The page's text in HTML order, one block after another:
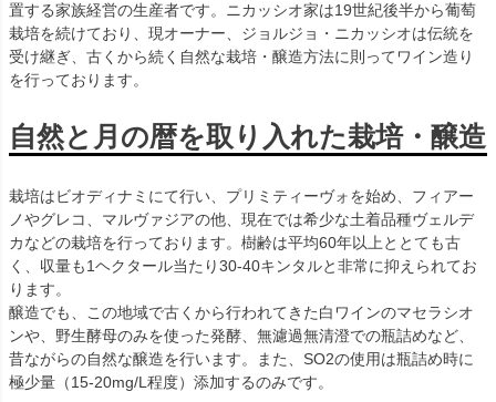
置する家族経営の生産者です。ニカッシオ家は19世紀後半から葡萄
栽培を続けており、現オーナー、ジョルジョ・ニカッシオは伝統を
受け継ぎ、古くから続く自然な栽培・醸造方法に則ってワイン造り
を行っております。
自然と月の暦を取り入れた栽培・醸造
栽培はビオディナミにて行い、プリミティーヴォを始め、フィアー
ノやグレコ、マルヴァジアの他、現在では希少な土着品種ヴェルデ
カなどの栽培を行っております。樹齢は平均60年以上ととても古
く、収量も1ヘクタール当たり30-40キンタルと非常に抑えられてお
ります。
醸造でも、この地域で古くから行われてきた白ワインのマセラシオ
ンや、野生酵母のみを使った発酵、無濾過無清澄での瓶詰めなど、
昔ながらの自然な醸造を行います。また、SO2の使用は瓶詰め時に
極少量（15-20mg/L程度）添加するのみです。